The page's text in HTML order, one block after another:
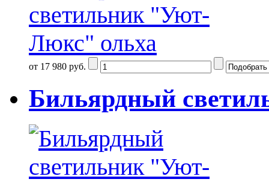
от 17 980 руб.
Бильярдный